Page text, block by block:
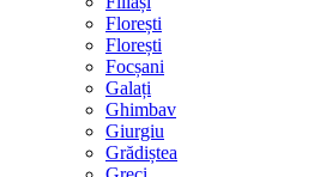
Florești
Florești
Focșani
Galați
Ghimbav
Giurgiu
Grădiștea